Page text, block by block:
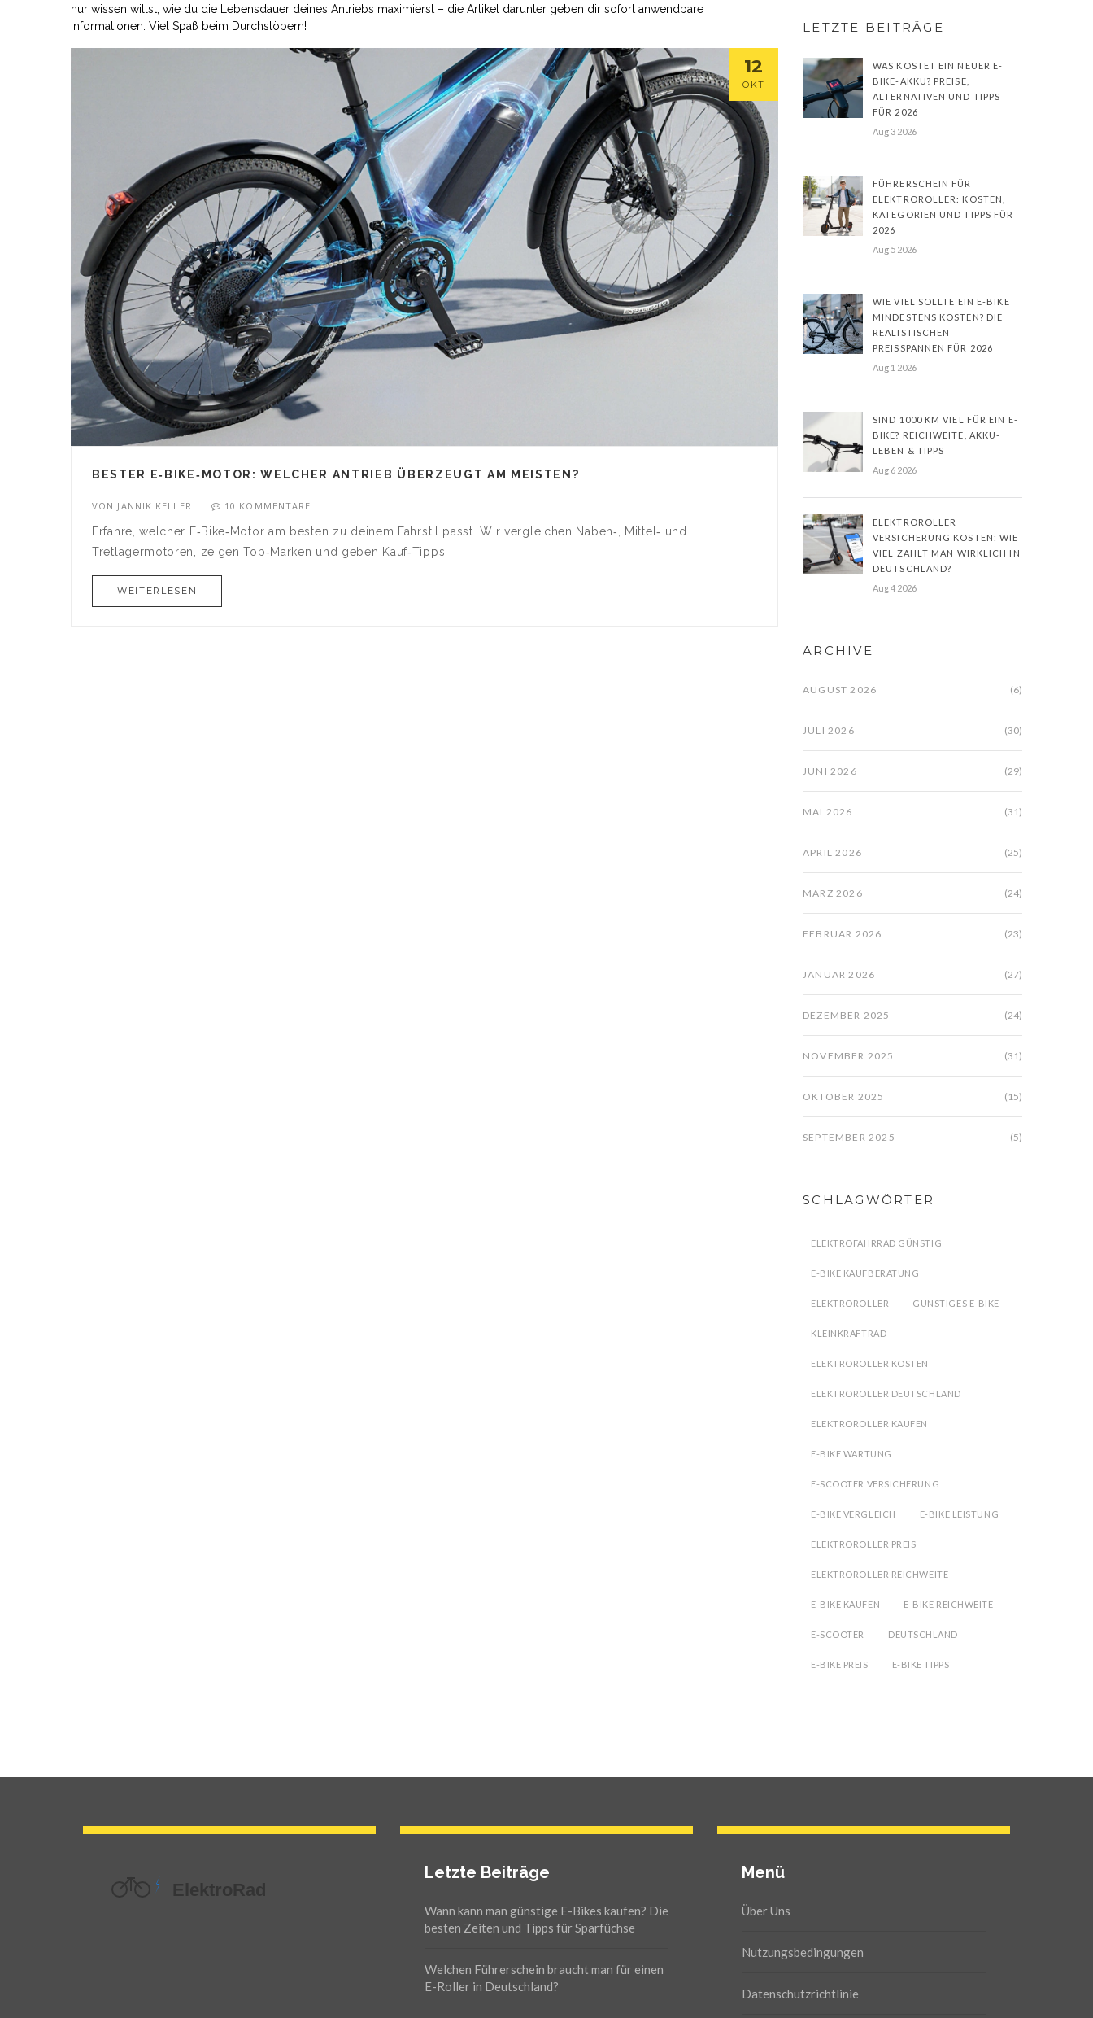
nur wissen willst, wie du die Lebensdauer deines Antriebs maximierst – die Artikel darunter geben dir sofort anwendbare
Informationen. Viel Spaß beim Durchstöbern!
12
OKT
BESTER E‑BIKE‑MOTOR: WELCHER ANTRIEB ÜBERZEUGT AM MEISTEN?
VON JANNIK KELLER 10 KOMMENTARE
Erfahre, welcher E‑Bike‑Motor am besten zu deinem Fahrstil passt. Wir vergleichen Naben‑, Mittel‑ und
Tretlagermotoren, zeigen Top‑Marken und geben Kauf‑Tipps.
WEITERLESEN
LETZTE BEITRÄGE
WAS KOSTET EIN NEUER E-
BIKE-AKKU? PREISE,
ALTERNATIVEN UND TIPPS
FÜR 2026
Aug 3 2026
FÜHRERSCHEIN FÜR
ELEKTROROLLER: KOSTEN,
KATEGORIEN UND TIPPS FÜR
2026
Aug 5 2026
WIE VIEL SOLLTE EIN E-BIKE
MINDESTENS KOSTEN? DIE
REALISTISCHEN
PREISSPANNEN FÜR 2026
Aug 1 2026
SIND 1000 KM VIEL FÜR EIN E-
BIKE? REICHWEITE, AKKU-
LEBEN & TIPPS
Aug 6 2026
ELEKTROROLLER
VERSICHERUNG KOSTEN: WIE
VIEL ZAHLT MAN WIRKLICH IN
DEUTSCHLAND?
Aug 4 2026
ARCHIVE
AUGUST 2026 (6)
JULI 2026 (30)
JUNI 2026 (29)
MAI 2026 (31)
APRIL 2026 (25)
MÄRZ 2026 (24)
FEBRUAR 2026 (23)
JANUAR 2026 (27)
DEZEMBER 2025 (24)
NOVEMBER 2025 (31)
OKTOBER 2025 (15)
SEPTEMBER 2025 (5)
SCHLAGWÖRTER
ELEKTROFAHRRAD GÜNSTIG
E-BIKE KAUFBERATUNG
ELEKTROROLLER GÜNSTIGES E-BIKE
KLEINKRAFTRAD
ELEKTROROLLER KOSTEN
ELEKTROROLLER DEUTSCHLAND
ELEKTROROLLER KAUFEN
E-BIKE WARTUNG
E-SCOOTER VERSICHERUNG
E-BIKE VERGLEICH E-BIKE LEISTUNG
ELEKTROROLLER PREIS
ELEKTROROLLER REICHWEITE
E-BIKE KAUFEN E-BIKE REICHWEITE
E-SCOOTER DEUTSCHLAND
E-BIKE PREIS E-BIKE TIPPS
Letzte Beiträge
Wann kann man günstige E-Bikes kaufen? Die
besten Zeiten und Tipps für Sparfüchse
Welchen Führerschein braucht man für einen
E-Roller in Deutschland?
Menü
Über Uns
Nutzungsbedingungen
Datenschutzrichtlinie